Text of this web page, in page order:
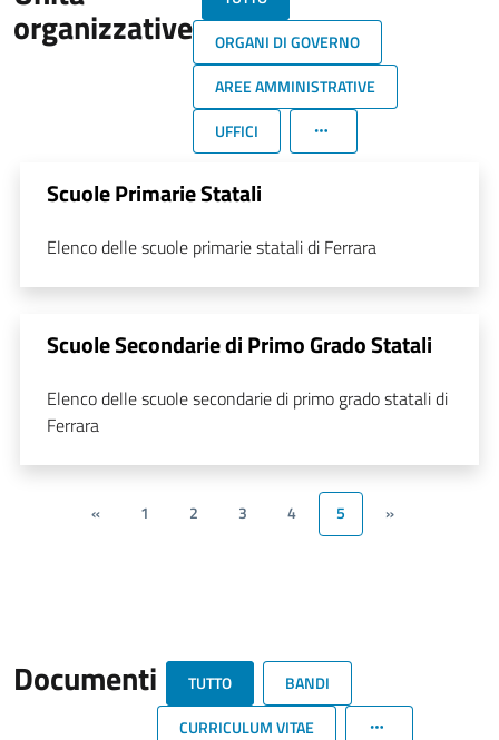
organizzative
ORGANI DI GOVERNO
AREE AMMINISTRATIVE
UFFICI
Scuole Primarie Statali
Elenco delle scuole primarie statali di Ferrara
Scuole Secondarie di Primo Grado Statali
Elenco delle scuole secondarie di primo grado statali di
Ferrara
« 1 2 3 4 5 »
Documenti TUTTO
BANDI
CURRICULUM VITAE